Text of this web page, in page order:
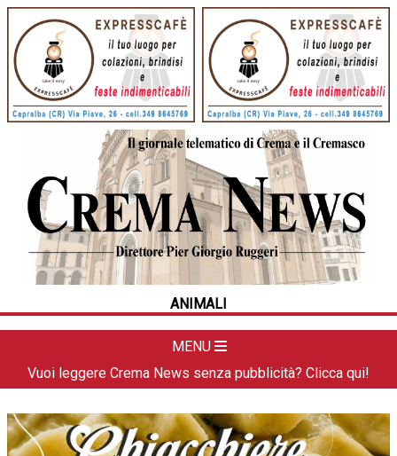
ANIMALI
MENU
HOME
CRONACA
POLITICA
LA FOTO
DAL TERRITORIO
APPUNTAMENTI
CREMASCO
OROSCOPO
Vuoi leggere Crema News senza pubblicità? Clicca qui!